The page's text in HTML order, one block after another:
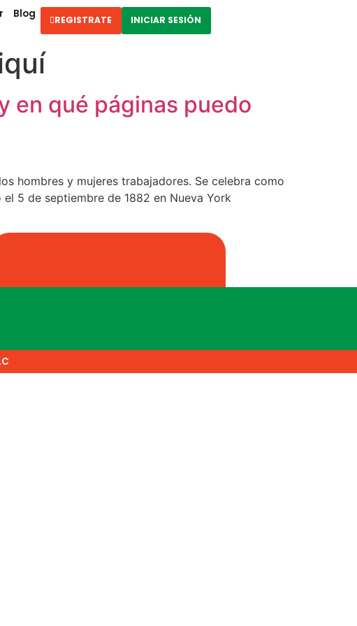
Blog REGISTRATE INICIAR SESIÓN
en qué páginas puedo
hombres y mujeres trabajadores. Se celebra como
5 de septiembre de 1882 en Nueva York